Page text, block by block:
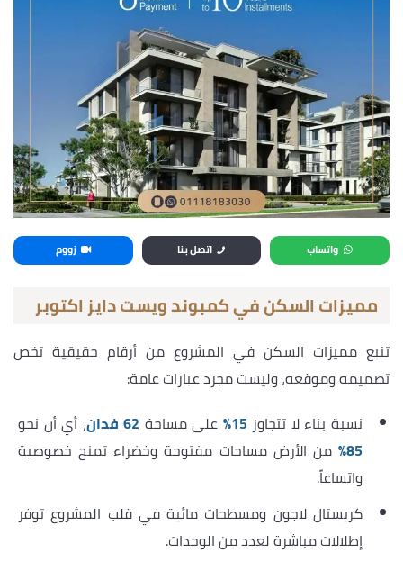
واتساب اتصل بنا زووم
مميزات السكن في كمبوند ويست دايز اكتوبر
تنبع مميزات السكن في المشروع من أرقام حقيقية تخص
تصميمه وموقعه، وليست مجرد عبارات عامة:
نسبة بناء لا تتجاوز15% على مساحة 62 فدان
، أي أن نحو
85% من الأرض مساحات مفتوحة وخضراء تمنح خصوصية
واتساعاً.
كريستال لاجون ومسطحات مائية في قلب المشروع توفر
إطلالات مباشرة لعدد من الوحدات.